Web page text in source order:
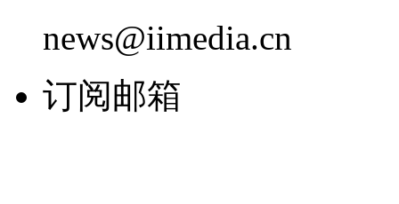
news@iimedia.cn
订阅邮箱